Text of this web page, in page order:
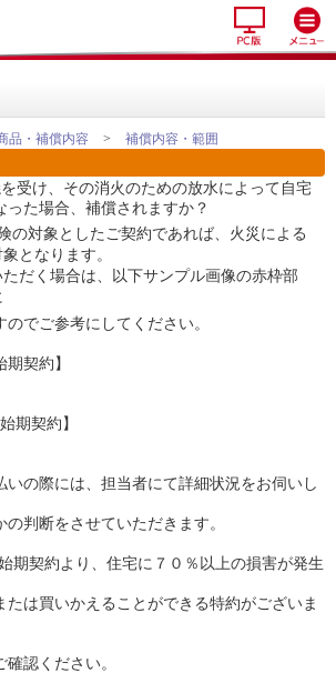
品・補償内容 > 補償内容・範囲
受け、その消火のための放水によって自宅
った場合、補償されますか？
の対象としたご契約であれば、火災による
となります。
だく場合は、以下サンプル画像の赤枠部
でご参考にしてください。
期契約】
期契約】
いの際には、担当者にて詳細状況をお伺いし
判断をさせていただきます。
期契約より、住宅に７０％以上の損害が発生
は買いかえることができる特約がございま
認ください。